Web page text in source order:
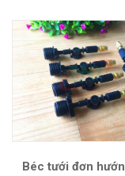
Béc tưới đơn